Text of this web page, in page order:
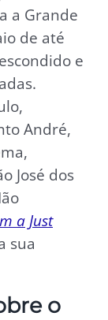
a Grande
de até
e
André,
José dos
a Just
sua
o